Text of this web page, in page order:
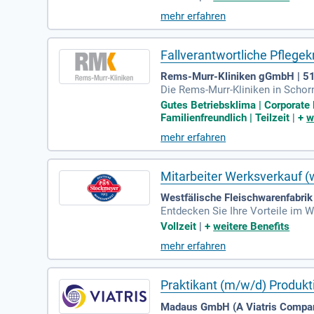
eine Aufgaben beinhalten auch
hre, mit der Möglichkeit zur
mehr erfahren
Fallverantwortliche
Rems-Murr-Kliniken gGmbH |
Die Rems-Murr-Kliniken in
us 3000 Mitarbeitenden
egeausbildung und Erfahrung
ben Sie sich jetzt und werden
Gutes Betriebsklima |
Familienfreundlich | Teilzeit |+
mehr erfahren
Mitarbeiter Werksverkauf
Westfälische
Entdecken Sie Ihre Vorteile im
s Arbeiten fördert. Im direkten
sammenarbeit und Know-how
und gestalten Sie mit uns Ihre
Vollzeit |+weitere Benefits
mehr erfahren
Praktikant (m/w/d)
Madaus GmbH (A Viatris